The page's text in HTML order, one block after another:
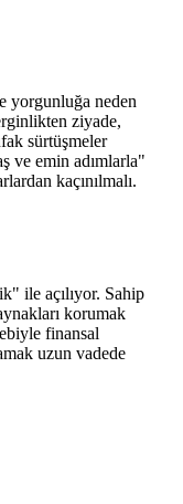
yorgunluğa neden
ziyade,
sürtüşmeler
ve emin adımlarla"
kaçınılmalı.
ile açılıyor. Sahip
korumak
finansal
uzun vadede